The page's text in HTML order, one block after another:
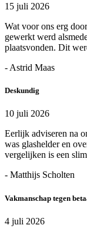
15 juli 2026
Wat voor ons erg
gewerkt werd
plaatsvonden. Dit
- Astrid Maas
Deskundig
10 juli 2026
Eerlijk adviseren na
was glashelder en
vergelijken is een
- Matthijs Scholten
Vakmanschap tegen
4 juli 2026